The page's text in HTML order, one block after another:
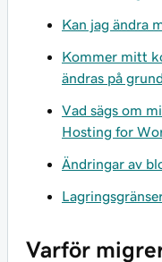
Kan jag ändra
Kommer mitt
ändras på
Vad sägs om
Hosting for
Ändringar av
Varför